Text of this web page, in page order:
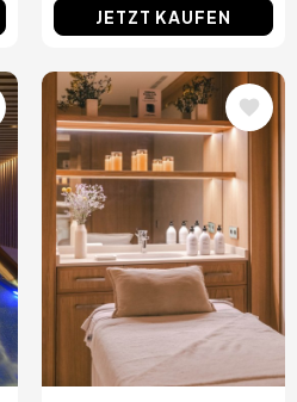
JETZT KAUFEN
Bild